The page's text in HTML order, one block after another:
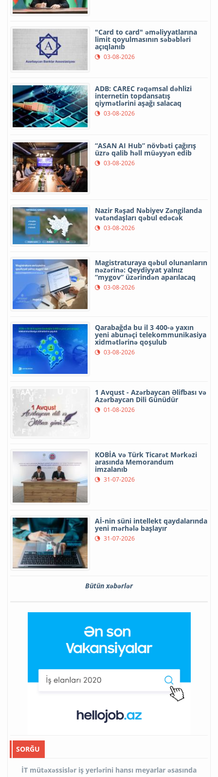
"Card to card" əməliyyatlarına
limit qoyulmasının səbəbləri
açıqlanıb
03-08-2026
ADB: CAREC rəqəmsal dəhlizi
internetin topdansatış
qiymətlərini aşağı salacaq
03-08-2026
“ASAN AI Hub” növbəti çağırış
üzrə qalib həll müəyyən edib
03-08-2026
Nazir Rəşad Nəbiyev Zəngilanda
vətəndaşları qəbul edəcək
03-08-2026
Magistraturaya qəbul olunanların
nəzərinə: Qeydiyyat yalnız
“mygov” üzərindən aparılacaq
03-08-2026
Qarabağda bu il 3 400-ə yaxın
yeni abunəçi telekommunikasiya
xidmətlərinə qoşulub
03-08-2026
1 Avqust - Azərbaycan Əlifbası və
Azərbaycan Dili Günüdür
01-08-2026
KOBİA və Türk Ticarət Mərkəzi
arasında Memorandum
imzalanıb
31-07-2026
Aİ-nin süni intellekt qaydalarında
yeni mərhələ başlayır
31-07-2026
Bütün xəbərlər
SORĞU
İT mütəxəssislər iş yerlərini hansı meyarlar əsasında